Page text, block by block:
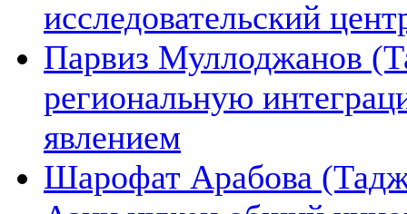
исследовательский
Парвиз Муллоджанов
региональную
явлением
Шарофат Арабова